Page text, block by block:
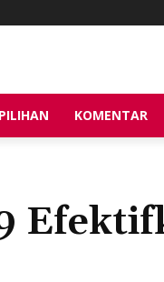
KOMENTAR